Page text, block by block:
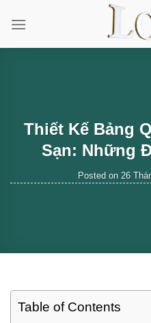
Thiết Kế Bảng
Sạn: Những
Posted on 26
Table of Contents